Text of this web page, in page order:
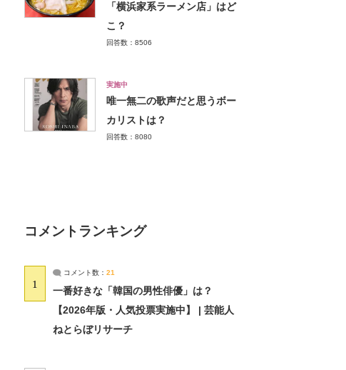
「横浜家系ラーメン店」はど
こ？
回答数：8506
実施中
唯一無二の歌声だと思うボー
カリストは？
回答数：8080
コメントランキング
1
コメント数： 21
一番好きな「韓国の男性俳優」は？
【2026年版・人気投票実施中】 | 芸能人
ねとらぼリサーチ